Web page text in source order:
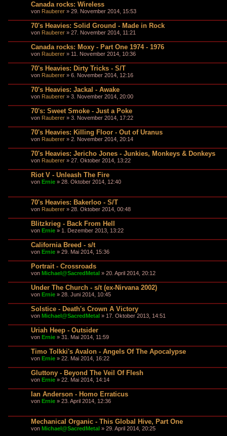
Canada rocks: Wireless
von Rauberer » 29. November 2014, 15:53
70's Heavies: Solid Ground - Made in Rock
von Rauberer » 27. November 2014, 11:21
Canada rocks: Moxy - Part One 1974 - 1976
von Rauberer » 11. November 2014, 10:36
70's Heavies: Dirty Tricks - S/T
von Rauberer » 6. November 2014, 12:16
70's Heavies: Jackal - Awake
von Rauberer » 3. November 2014, 20:00
70's: Sweet Smoke - Just a Poke
von Rauberer » 3. November 2014, 17:22
70's Heavies: Killing Floor - Out of Uranus
von Rauberer » 2. November 2014, 20:14
70's Heavies: Jericho Jones - Junkies, Monkeys & Donkeys
von Rauberer » 27. Oktober 2014, 13:22
Riot V - Unleash The Fire
von Ernie » 28. Oktober 2014, 12:40
70's Heavies: Bakerloo - S/T
von Rauberer » 28. Oktober 2014, 00:48
Blitzkrieg - Back From Hell
von Ernie » 1. Dezember 2013, 13:22
California Breed - s/t
von Ernie » 29. Mai 2014, 15:36
Portrait - Crossroads
von Michael@SacredMetal » 20. April 2014, 20:12
Under The Church - s/t (ex-Nirvana 2002)
von Ernie » 28. Juni 2014, 10:45
Solstice - Death's Crown A Victory
von Michael@SacredMetal » 17. Oktober 2013, 14:51
Uriah Heep - Outsider
von Ernie » 31. Mai 2014, 11:59
Timo Tolkki's Avalon - Angels Of The Apocalypse
von Ernie » 22. Mai 2014, 16:22
Gluttony - Beyond The Veil Of Flesh
von Ernie » 22. Mai 2014, 14:14
Ian Anderson - Homo Erraticus
von Ernie » 23. April 2014, 12:36
Mechanical Organic - This Global Hive, Part One
von Michael@SacredMetal » 29. April 2014, 20:25